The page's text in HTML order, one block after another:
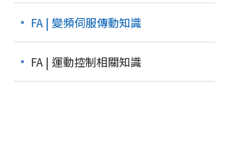
FA | 變頻伺服傳動知識
FA | 運動控制相關知識